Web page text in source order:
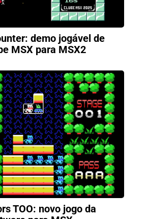
demo jogável de
MSX para MSX2
TOO: novo jogo da